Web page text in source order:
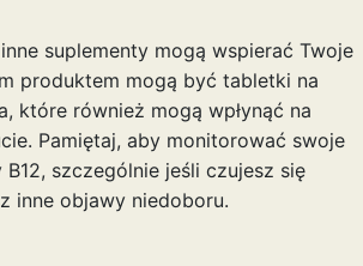
suplementy mogą wspierać Twoje
produktem mogą być tabletki na
, które również mogą wpłynąć na
Pamiętaj, aby monitorować swoje
szczególnie jeśli czujesz się
inne objawy niedoboru.